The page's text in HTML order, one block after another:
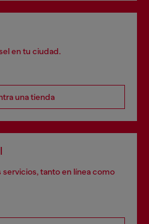
en tu ciudad.
una tienda
tanto en línea como